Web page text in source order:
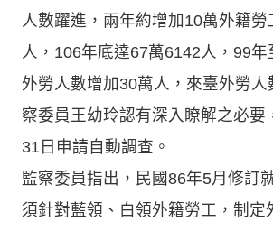
人數躍進，兩年約增加10萬外籍
人，106年底達67萬6142人，99年
外勞人數增加30萬人，來臺外勞人
察委員王幼玲認有深入瞭解之必要
31日申請自動調查。
監察委員指出，民國86年5月修訂
須針對藍領、白領外籍勞工，制定